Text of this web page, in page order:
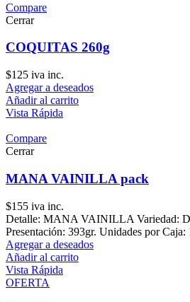
Compare
Cerrar
COQUITAS 260g
$125 iva inc.
Agregar a deseados
Añadir al carrito
Vista Rápida
Compare
Cerrar
MANA VAINILLA pack
$155 iva inc.
Detalle: MANA VAINILLA Variedad:
Presentación: 393gr. Unidades por Caja:
Agregar a deseados
Añadir al carrito
Vista Rápida
OFERTA